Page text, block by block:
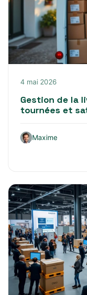
4 mai 2026
Gestion de la
tournées et
Maxime